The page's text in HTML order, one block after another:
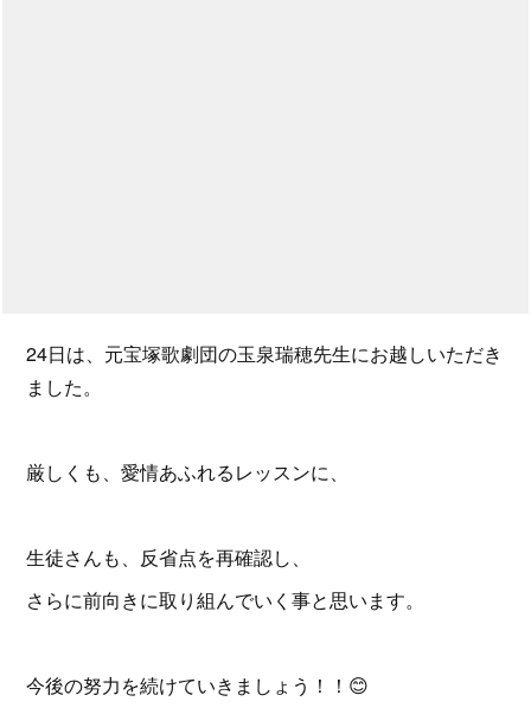
24日は、元宝塚歌劇団の玉泉瑞穂先生にお越しいただき
ました。
厳しくも、愛情あふれるレッスンに、
生徒さんも、反省点を再確認し、
さらに前向きに取り組んでいく事と思います。
今後の努力を続けていきましょう！！😊